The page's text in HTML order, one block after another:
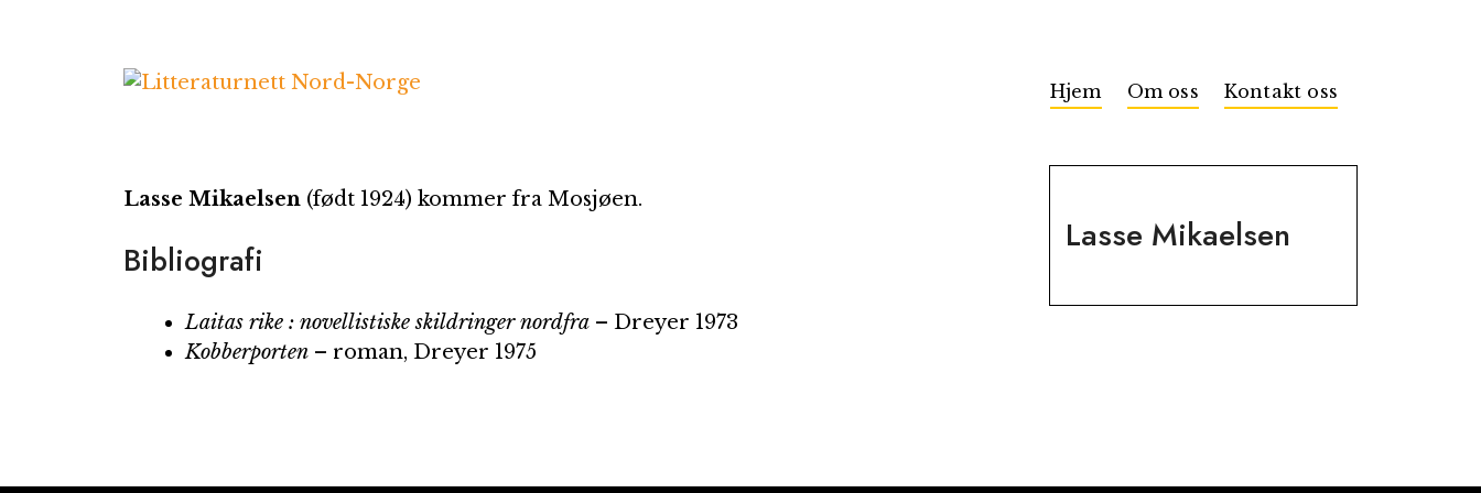
Hjem Om oss Kontakt oss
Lasse Mikaelsen
Lasse Mikaelsen(født 1924) kommer fra Mosjøen.
Bibliografi
Laitas rike : novellistiske skildringer nordfra– Dreyer 1973
Kobberporten– roman, Dreyer 1975